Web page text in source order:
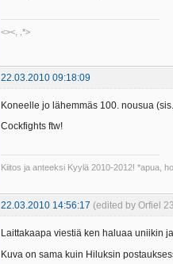
<><, ,*>
22.03.2010 09:18:09
Koneelle jo lähemmäs 100. nousua
Cockfights ftw!
Kiitos ja anteeksi Kyylä 2010-2012! *apua,
22.03.2010 14:56:17 (edited by Orfiel
Laittakaapa viestiä ken haluaa uniikin
Kuva on sama kuin Hiluksin